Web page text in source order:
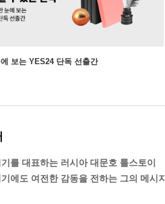
보는 YES24 단독 선출간
를 대표하는 러시아 대문호 톨스토이
에도 여전한 감동을 전하는 그의 메시지